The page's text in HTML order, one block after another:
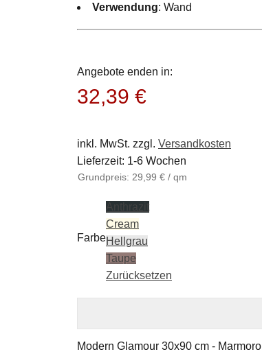
Verwendung: Wand
Angebote enden in:
32,39 €
inkl. MwSt. zzgl. Versandkosten
Lieferzeit: 1-6 Wochen
Grundpreis: 29,99 € / qm
Farbe
Anthrazit
Cream
Hellgrau
Taupe
Zurücksetzen
Modern Glamour 30x90 cm -